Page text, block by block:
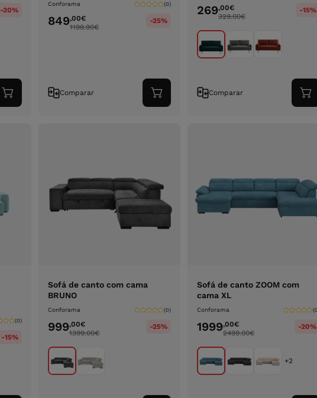
-20%
Adicionar
ao
Conforama (0)
849,00€
1198.90€
-25%
Comparar
Adicionar
ao
269,00€
329.00€
-15%
Comparar
ao
(0)
-15%
Sofá de canto com cama
BRUNO
Conforama (0)
999,00€
1399.00€
-25%
Sofá de canto ZOOM com
cama XL
Conforama
1999,00€
2499.00€
-20%
+2